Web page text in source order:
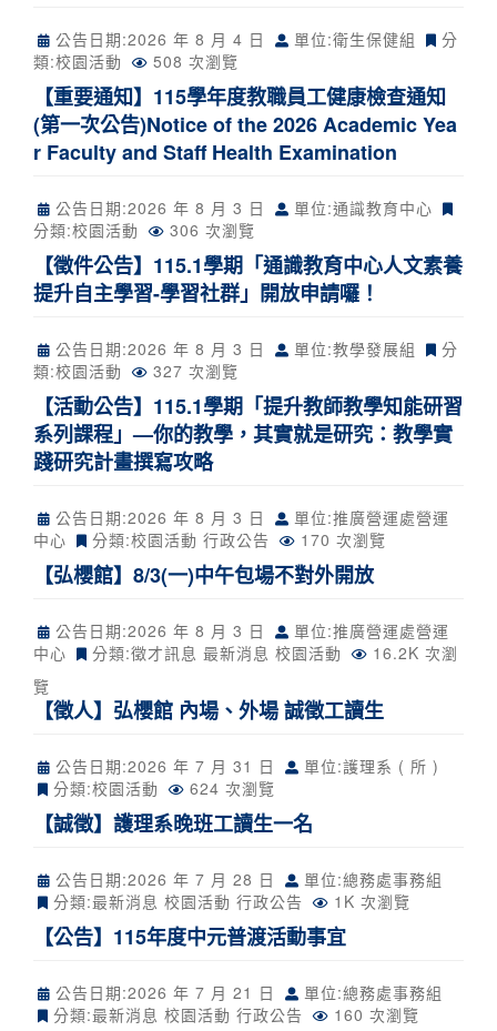
公告日期:2026 年 8 月 4 日 單位:衛生保健組
分
類:校園活動 508 次瀏覽
【重要通知】115學年度教職員工健康檢查通知
(第一次公告)Notice of the 2026 Academic Yea
r Faculty and Staff Health Examination
公告日期:2026 年 8 月 3 日
單位:通識教育中心
分類:校園活動 306 次瀏覽
【徵件公告】115.1學期「通識教育中心人文素養
提升自主學習-學習社群」開放申請囉！
公告日期:2026 年 8 月 3 日 單位:教學發展組
分
類:校園活動 327 次瀏覽
【活動公告】115.1學期「提升教師教學知能研習
系列課程」—你的教學，其實就是研究：教學實
踐研究計畫撰寫攻略
公告日期:2026 年 8 月 3 日
單位:推廣營運處營運
中心
分類:校園活動 行政公告 170 次瀏覽
【弘櫻館】8/3(一)中午包場不對外開放
公告日期:2026 年 8 月 3 日
單位:推廣營運處營運
中心
分類:徵才訊息 最新消息 校園活動
16.2K 次瀏
覽
【徵人】弘櫻館 內場、外場 誠徵工讀生
公告日期:2026 年 7 月 31 日
單位:護理系 ( 所 )
分類:校園活動 624 次瀏覽
【誠徵】護理系晚班工讀生一名
公告日期:2026 年 7 月 28 日
單位:總務處事務組
分類:最新消息 校園活動 行政公告 1K 次瀏覽
【公告】115年度中元普渡活動事宜
公告日期:2026 年 7 月 21 日
單位:總務處事務組
分類:最新消息 校園活動 行政公告 160 次瀏覽